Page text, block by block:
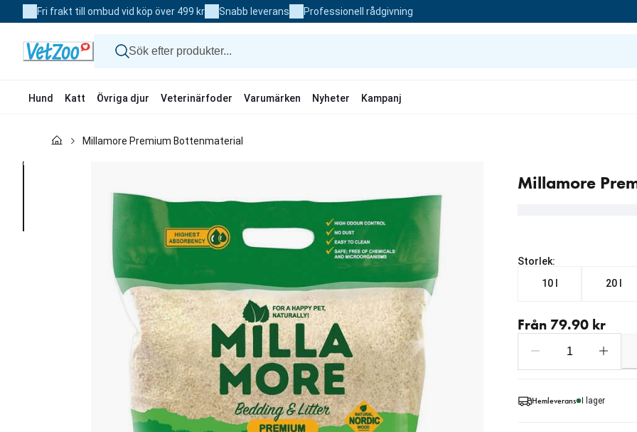
to
Fri frakt till ombud vid köp över 499 kr Snabb leverans Professionell rådgivning
Hund Katt Övriga djur Veterinärfoder Varumärken Nyheter Kampanj
Millamore Premium Bottenmaterial
Millamore
Storlek:
10 l
20 l
Från 79.90 kr
Hemleverans I lager